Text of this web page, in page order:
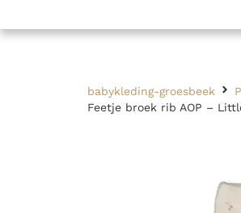
babykleding-groesbeek
Feetje broek rib AOP –